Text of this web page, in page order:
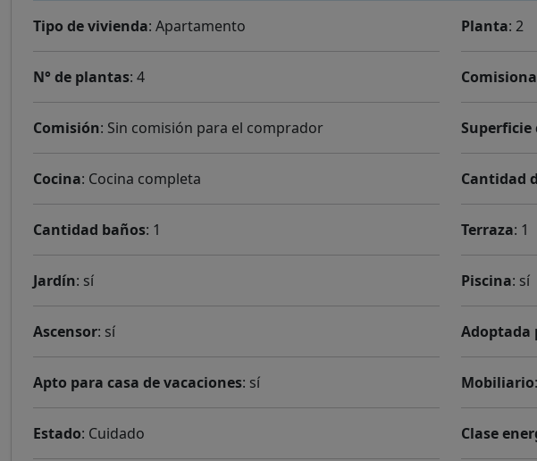
Tipo de vivienda: Apartamento Planta: 2
N° de plantas: 4
Comisión: Sin comisión para el comprador Superficie
Cocina: Cocina completa Cantidad
Cantidad baños: 1 Terraza: 1
Jardín: sí Piscina: sí
Ascensor: sí Adoptada
Apto para casa de vacaciones: sí Mobiliario
Estado: Cuidado Clase